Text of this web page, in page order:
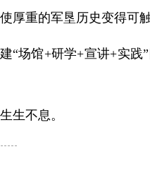
重的军垦历史变得可
场馆+研学+宣讲+实践”
生不息。